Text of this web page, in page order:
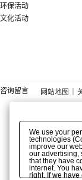
环保活动
文化活动
咨询留言 网站地图
We use your
technologies
improve our
our advertising,
that they have
internet. You
right. If we